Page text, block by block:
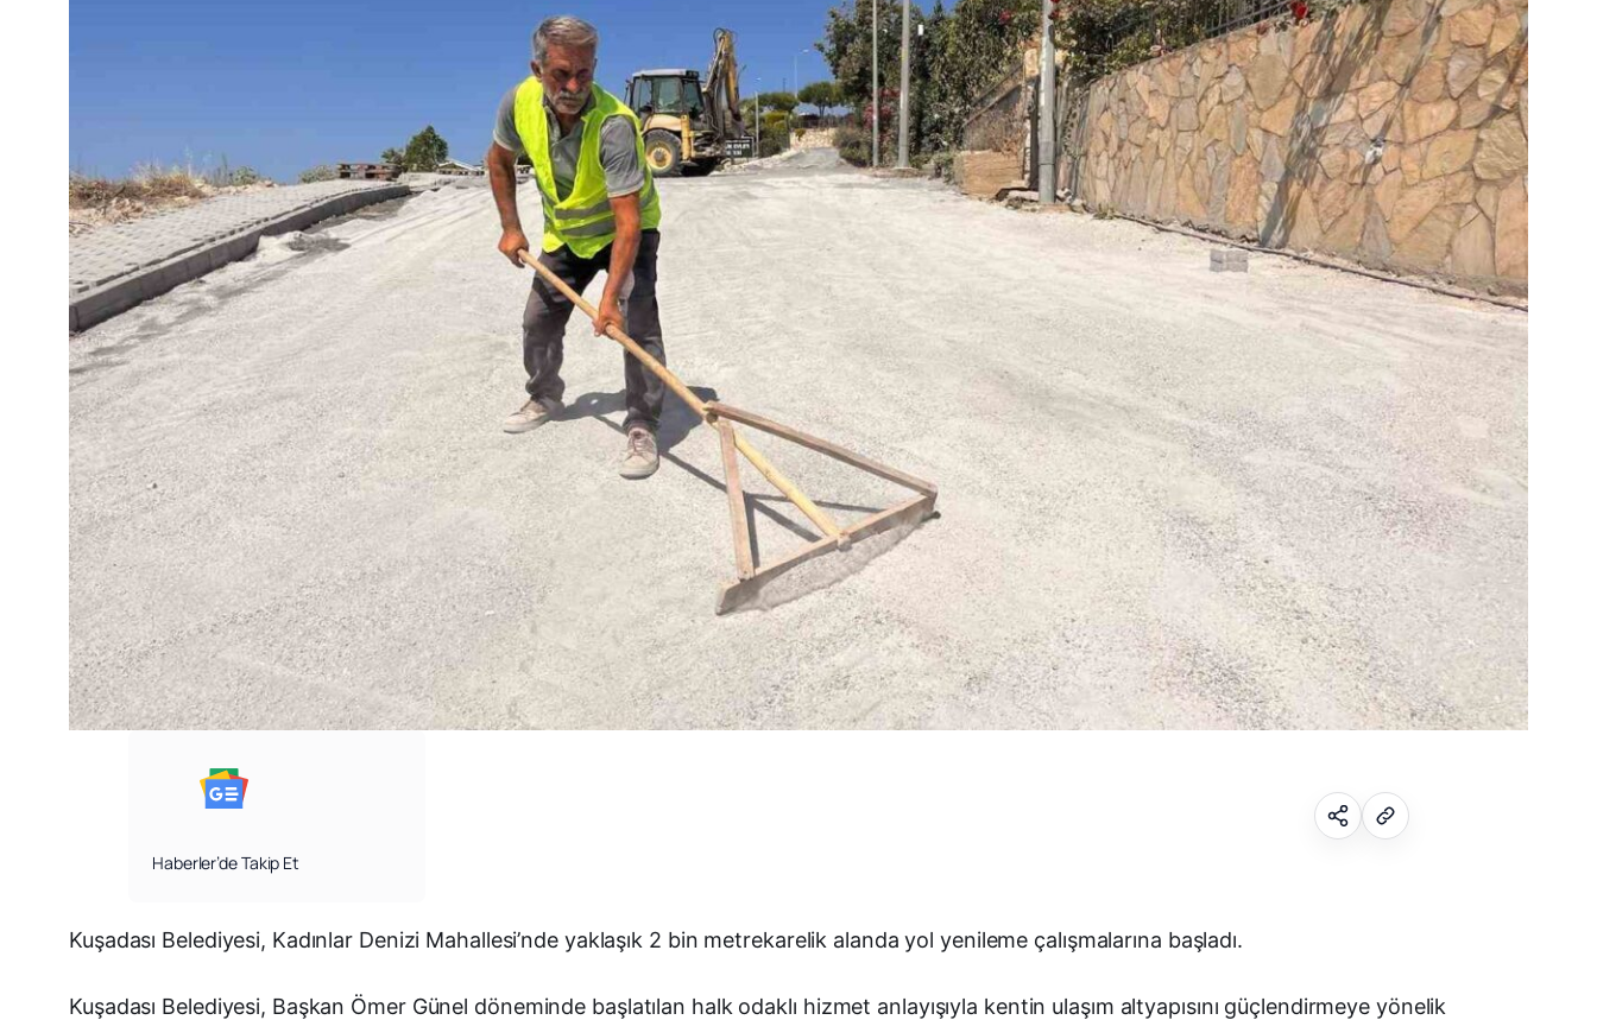
Haberler’de Takip Et
Facebook
X (Twitter)
Kuşadası Belediyesi, Kadınlar Denizi Mahallesi’nde yaklaşık 2 bin metrekarelik alanda yol yenileme çalışmalarına başladı.
Kuşadası Belediyesi, Başkan Ömer Günel döneminde başlatılan halk odaklı hizmet anlayışıyla kentin ulaşım altyapısını güçlendirmeye yönelik